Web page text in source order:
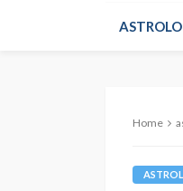
Home